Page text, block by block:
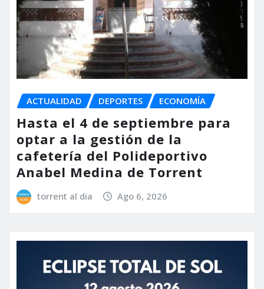
ACTUALIDAD DEPORTES ECONOMÍA
Hasta el 4 de septiembre para
optar a la gestión de la
cafetería del Polideportivo
Anabel Medina de Torrent
torrent al dia Ago 6, 2026